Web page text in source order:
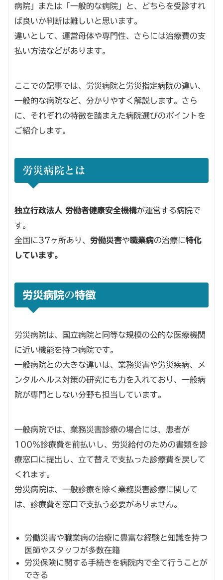
病院」または「一般的な病院」と、どちらを受診すれ
ば良いか判断は難しいと思います。
違いとして、運営母体や専門性、さらには治療費の支
払い方法などがあります。
ここでの記事では、労災病院と労災指定病院の違い、
一般的な病院など、分かりやすく解説します。さら
に、それぞれの特徴を踏まえた病院選びのポイントを
ご紹介します。
労災病院とは
独立行政法人 労働者健康安全機構が運営する病院で
す。
全国に37ヶ所あり、 労働災害や職業病の治療に特化
しています。
労災病院の特徴
労災病院は、国立病院と同等な規模の公的な医療機関
に近い機能を持つ病院です。
一般病院との大きな違いは、業務災害や労災疾病、メ
ンタルヘルス対策の研究にも力を入れており、一般病
院が専門としない分野も担当しています。
一般病院では、業務災害診療の場合には、患者が
100％診療費を前払いし、労災給付のための書類を診
療窓口に提出し、立て替えで支払った診療費を戻して
くれます。
労災病院は、一般診療を除く業務災害診療に関して
は、診療費を窓口で支払う必要がありません。
労働災害や職業病の治療に豊富な経験と知識を持つ
医師やスタッフが多数在籍
労災保険に関する手続きを病院内で全て行うことが
できる